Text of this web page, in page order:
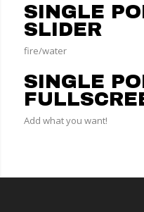
SINGLE
SLIDER
fire/water
SINGLE
Add what you want!